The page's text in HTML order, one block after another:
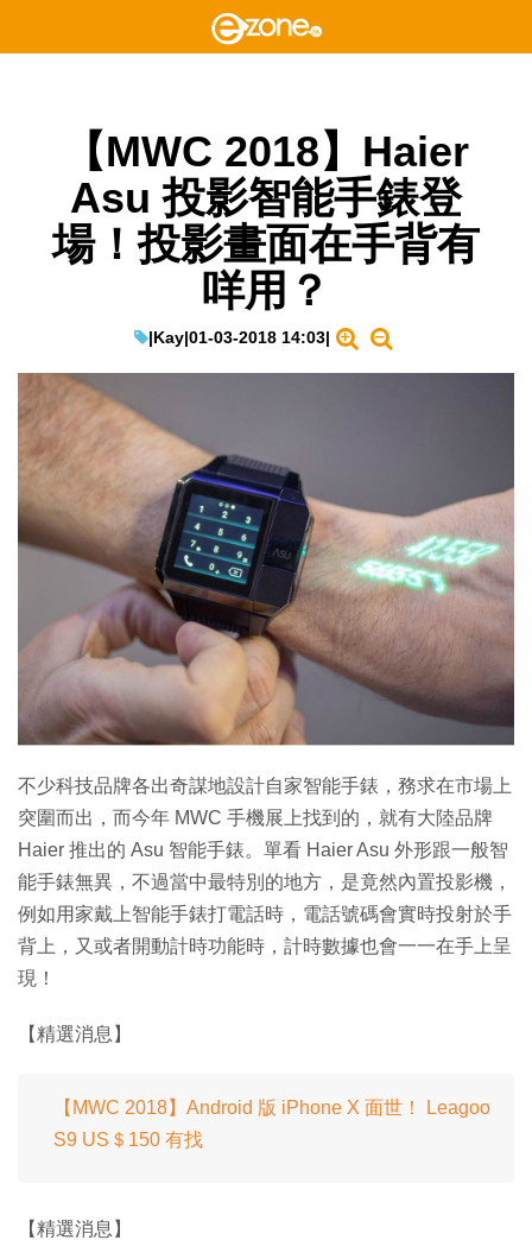
【MWC 2018】Haier
Asu 投影智能手錶登
場！投影畫面在手背有
咩用？
|Kay|01-03-2018 14:03|
不少科技品牌各出奇謀地設計自家智能手錶，務求在市場上
突圍而出，而今年 MWC 手機展上找到的，就有大陸品牌
Haier 推出的 Asu 智能手錶。單看 Haier Asu 外形跟一般智
能手錶無異，不過當中最特別的地方，是竟然內置投影機，
例如用家戴上智能手錶打電話時，電話號碼會實時投射於手
背上，又或者開動計時功能時，計時數據也會一一在手上呈
現！
【精選消息】
【MWC 2018】Android 版 iPhone X 面世！ Leagoo
S9 US＄150 有找
【精選消息】